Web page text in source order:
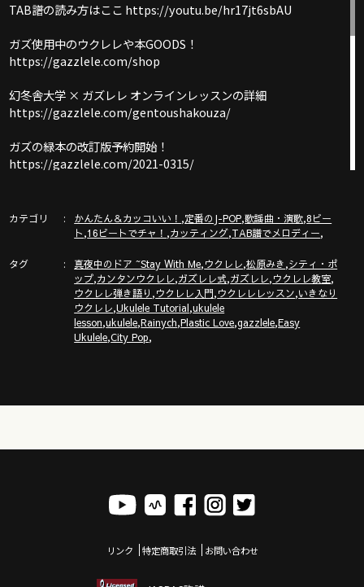
TAB譜の読み方はここ https://youtu.be/hr17jt6sbAU
ガズ使用中のウクレレや本GOODS！
https://gazzlele.com/shop
幻冬舎大学 × ガズレレ オンラインレッスンの詳細
https://gazzlele.com/gentoushakouza/
ガズの緑本の改訂版予約開始！
https://gazzlele.com/2021-0315/
新発売ガズレシピの本！
ガズノート楽譜毎月５曲GET & 楽しいコミュニティー「ガズク
ラブ」の詳細はこちら
https://gazzlele.com/gazzclub/
GD_HKq_ZQRHA
https://gazzlele.com/beginner/
https://gazzlele.com/gazzrecipe/
カテゴリ かんたん＆カッコいい！ ,定番のJ-POP,歌謡曲・演歌,8ビー
ト,16ビートでチャ！ ,カッティング,TAB譜でメロディー,
タグ 真夜中のドア ~Stay With Me,ウクレレ,松原みき,シティ・ポ
ップ,カンタンウクレレ,ガズレレ式,ガズレレ,ウクレレ教室,
ウクレレ弾き語り ,ウクレレ入門,ウクレレレッスン,いきなり
ウクレレ,Ukulele Tutorial,ukulele
lesson,ukulele,Rainych,Plastic Love,gazzlele,Easy
Ukulele,City Pop,
リンク 特定商取引法 お問い合わせ